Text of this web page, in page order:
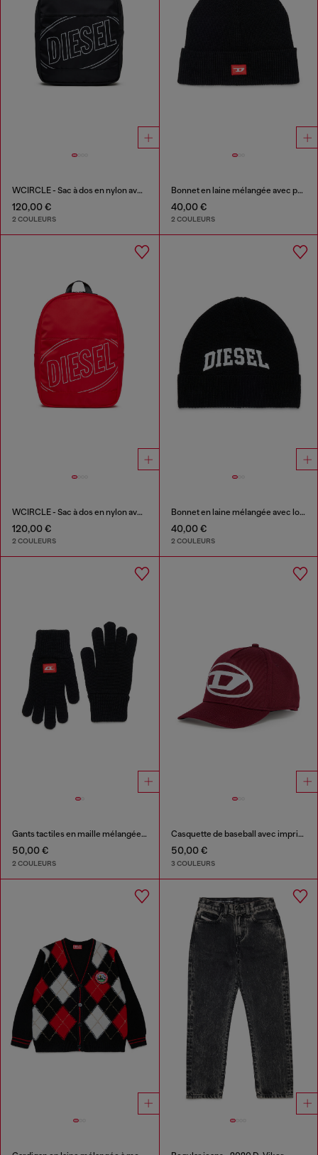
WCIRCLE - Sac à dos en nylon avec logo imprimé
120,00 €
2 COULEURS
Bonnet en laine mélangée avec patch logo D
40,00 €
2 COULEURS
WCIRCLE - Sac à dos en nylon avec logo imprimé
120,00 €
2 COULEURS
Bonnet en laine mélangée avec logo
40,00 €
2 COULEURS
Gants tactiles en maille mélangée laine
50,00 €
2 COULEURS
Casquette de baseball avec imprimé logo Oval D
50,00 €
3 COULEURS